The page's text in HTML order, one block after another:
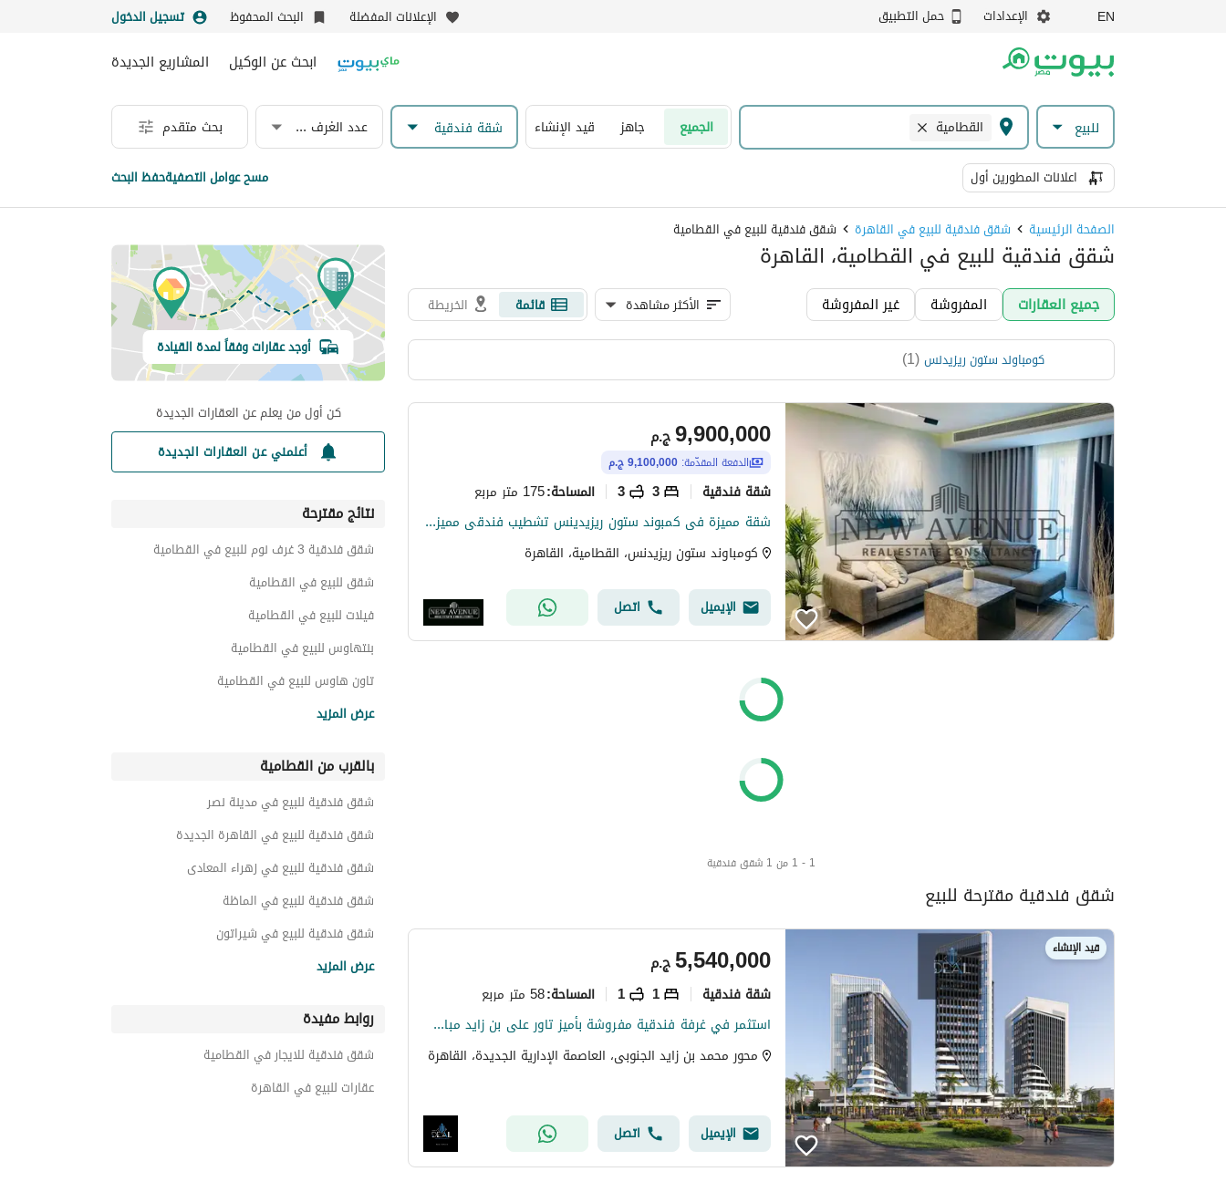
EN الإعدادات حمل التطبيق الإعلانات المفضلة البحث المحفوظ تسجيل الدخول
ابحث عن الوكيل المشاريع الجديدة
للبيع القطامية الجميع جاهز قيد الإنشاء شقة فندقية عدد الغرف & الحمامات بحث متقدم
اعلانات المطورين أول مسح عوامل التصفيةحفظ البحث
الصفحة الرئيسية شقق فندقية للبيع في القاهرة شقق فندقية للبيع في القطامية
شقق فندقية للبيع في القطامية، القاهرة
جميع العقارات المفروشة غير المفروشة الأكثر مشاهدة قائمة الخريطة
كومباوند ستون ريزيدنس(
1
)
ج.م9,900,000
الدفعة المقدّمة: 9,100,000 ج.م
شقة فندقية 3
3 المساحة:175 متر مربع
شقة مميزة فى كمبوند ستون ريزيدينس تشطيب فندقى مميز و مفروشه بالكامل
كومباوند ستون ريزيدنس، القطامية، القاهرة
الإيميل اتصل
1 - 1 من 1 شقق فندقية
شقق فندقية مقترحة للبيع
قيد الإنشاء
ج.م5,540,000
شقة فندقية 1
1 المساحة:58 متر مربع
استثمر في غرفة فندقية مفروشة بأميز تاور على بن زايد مباشرة.
محور محمد بن زايد الجنوبى، العاصمة الإدارية الجديدة، القاهرة
الإيميل اتصل
أوجد عقارات وفقاً لمدة القيادة
كن أول من يعلم عن العقارات الجديدة
أعلمني عن العقارات الجديدة
نتائج مقترحة
شقق فندقية 3 غرف نوم للبيع في القطامية
شقق للبيع في القطامية
فيلات للبيع في القطامية
بنتهاوس للبيع في القطامية
تاون هاوس للبيع في القطامية
أسطح للبيع في القطامية
عقارات سكنية اخرى للبيع في القطامية
أراضي للبيع في القطامية
عقارات للبيع في القطامية
عرض المزيد
بالقرب من القطامية
شقق فندقية للبيع في مدينة نصر
شقق فندقية للبيع في القاهرة الجديدة
شقق فندقية للبيع في زهراء المعادى
شقق فندقية للبيع في الماظة
شقق فندقية للبيع في شيراتون
شقق فندقية للبيع في المعادي
شقق فندقية للبيع في دار السلام
شقق فندقية للبيع في وسط القاهرة
عرض المزيد
روابط مفيدة
شقق فندقية للايجار في القطامية
عقارات للبيع في القاهرة